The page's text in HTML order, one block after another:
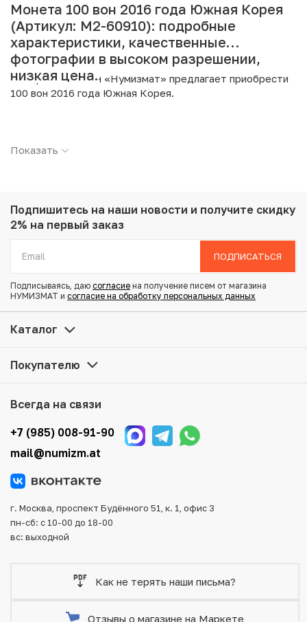
Монета 100 вон 2016 года Южная Корея
(Артикул: M2-60910): подробные
характеристики, качественные
фотографии в высоком разрешении,
низкая цена.
Интернет магазин «Нумизмат» предлагает приобрести
100 вон 2016 года Южная Корея.
Страна: Южная Корея
Вес: 5.42 г
Диаметр: 24 мм
Купить 100 вон 2016 года Южная Корея по
привлекательной цене можно в нашем интернет-
магазине — Вам достаточно оформить заказ на сайте.
Все монеты, представленные в каталоге, находятся в
Мы доставим Ваш заказ в любой регион России, кроме
оплаты и доставки заказа. Все отправления надежно и
тщательно упаковываются, что исключает возможность
повреждения во время доставки.
Показать
Подпишитесь на наши новости и получите скидку
2% на первый заказ
ПОДПИСАТЬСЯ
Подписываясь, даю согласие на получение писем от магазина
НУМИЗМАТ и согласие на обработку персональных данных
Каталог
Покупателю
Всегда на связи
+7 (985) 008-91-90
mail@numizm.at
г. Москва, проспект Будённого 51, к. 1, офис 3
пн-сб: с 10-00 до 18-00
вс: выходной
Как не терять наши письма?
Отзывы о магазине на Маркете